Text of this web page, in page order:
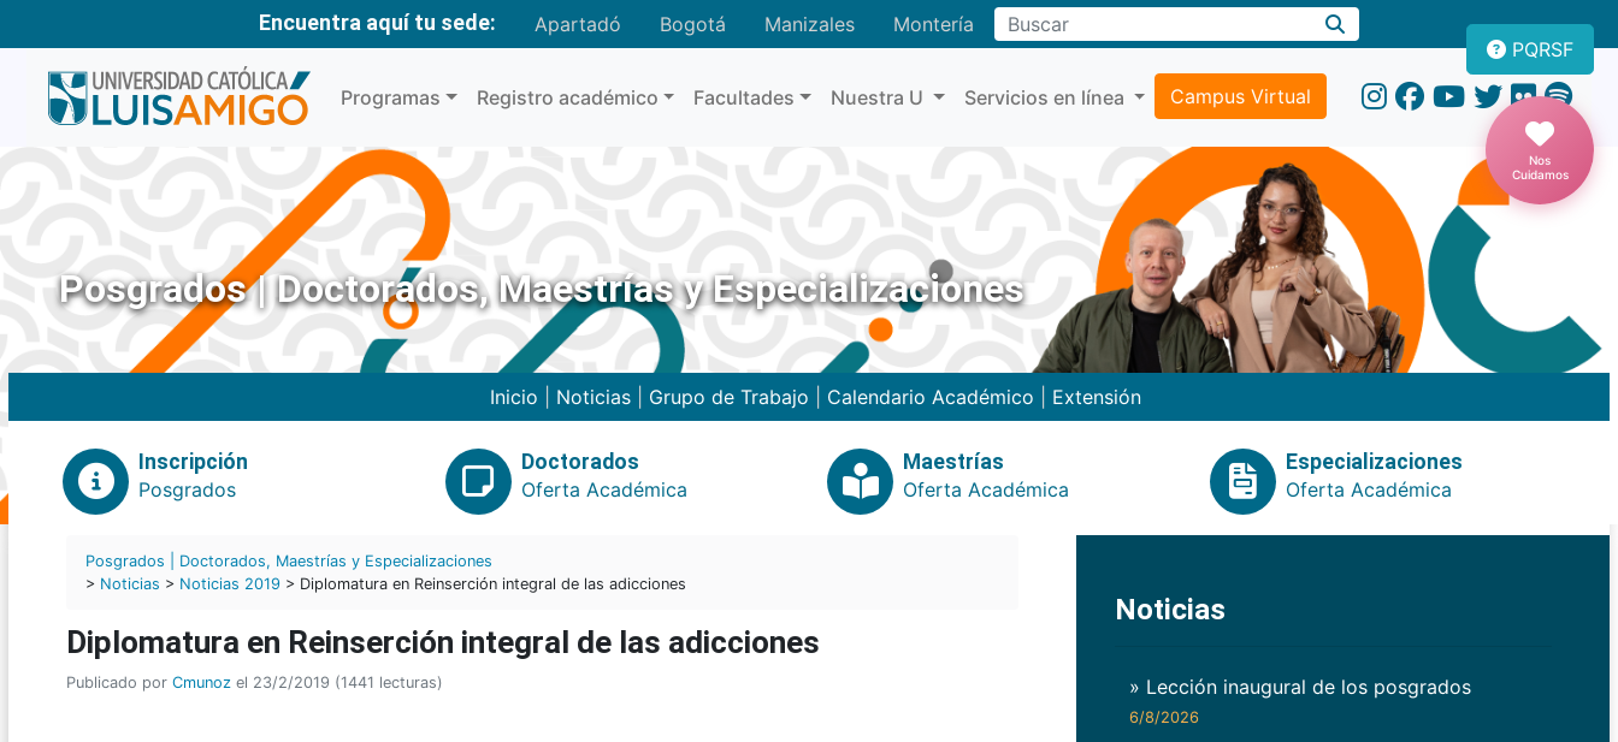
Encuentra aquí tu sede: Apartadó Bogotá Manizales MonteríaBuscar
Programas Registro académico Facultades Nuestra U Servicios en línea Campus Virtual
PQRSF
Nos
Cuidamos
Posgrados | Doctorados, Maestrías y Especializaciones
Inicio Noticias| Grupo de Trabajo Calendario Académico Extensión
Inscripción
Posgrados
Doctorados
Oferta Académica
Maestrías
Oferta Académica
Especializaciones
Oferta Académica
Posgrados | Doctorados, Maestrías y Especializaciones
> Noticias > Noticias 2019 > Diplomatura en Reinserción integral de las adicciones
Diplomatura en Reinserción integral de las adicciones
Publicado por Cmunoz el 23/2/2019 (1441 lecturas)
Noticias
» Lección inaugural de los posgrados
6/8/2026